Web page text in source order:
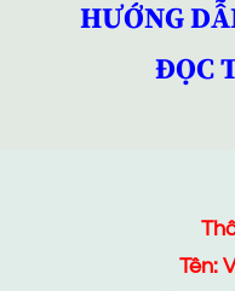
HƯỚNG
ĐỌC
Tên: